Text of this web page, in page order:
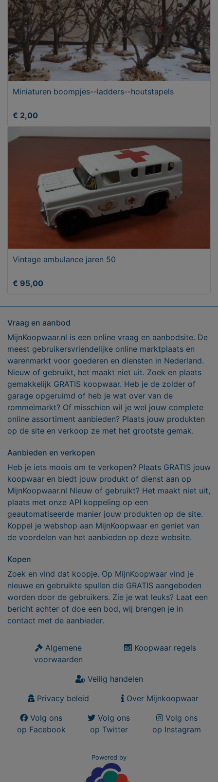
Miniaturen boompjes--ladders--houtstapels
€ 2,00
Vintage ambulance jaren 50
€ 95,00
Vraag en aanbod
MijnKoopwaar.nl is een online vraag en aanbodsite. De
meest gebruikersvriendelijke online marktplaats en
warenmarkt voor goederen en diensten in Nederland.
Nieuw of gebruikt, het maakt niet uit. Zoek en plaats
gemakkelijk GRATIS koopwaar. Heb je de zolder of
garage opgeruimd of heb je wat over van de
rommelmarkt? Of misschien wil je wel jouw complete
online assortiment aanbieden? Plaats jouw produkten
op de site en verkoop ze met het grootste gemak.
Aanbieden en verkopen
Heb je iets moois om te verkopen? Plaats GRATIS jouw
koopwaar en biedt jouw produkt of dienst aan op
MijnKoopwaar.nl Nieuw of gebruikt? Het maakt niet uit,
plaats met onze API koppeling op een
geautomatiseerde manier jouw produkten op de site.
Koppel je webshop aan MijnKoopwaar en geniet van
de voordelen van het aanbieden op deze website.
Kopen
Zoek en vind dat koopje. Op MijnKoopwaar vind je
nieuwe en gebruikte spullen die GRATIS aangeboden
worden door de gebruikers. Zie je wat leuks? Laat een
bericht achter of doe een bod, wij brengen je in
contact met de aanbieder.
Algemene
voorwaarden
Koopwaar regels
Veilig handelen
Privacy beleid
Over Mijnkoopwaar
Volg ons
op Facebook
Volg ons
op Twitter
Volg ons
op Instagram
Powered by